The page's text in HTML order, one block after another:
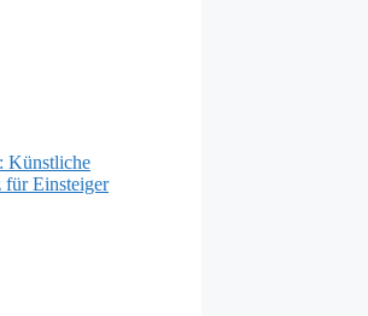
Künstliche
für Einsteiger